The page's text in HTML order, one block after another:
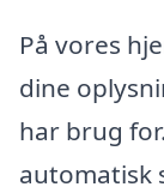
På vores
dine
har brug
automatisk